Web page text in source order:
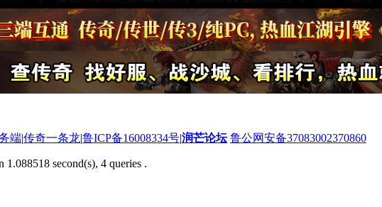
端|传奇一条龙|鲁ICP备16008334号|润芒论坛 鲁公网安备37083002370860
1.088518 second(s), 4 queries .